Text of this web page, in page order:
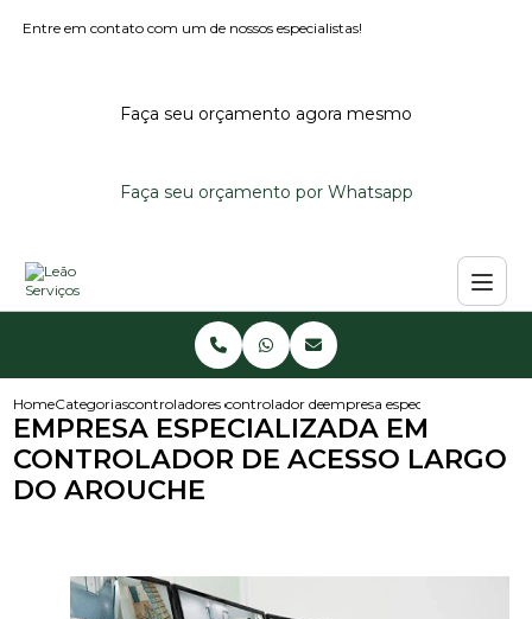
Entre em contato com um de nossos especialistas!
Faça seu orçamento agora mesmo
Faça seu orçamento por Whatsapp
HomeCategoriascontroladores de acessocontrolador de acessoempresa especializada em
EMPRESA ESPECIALIZADA EM
CONTROLADOR DE ACESSO LARGO
DO AROUCHE